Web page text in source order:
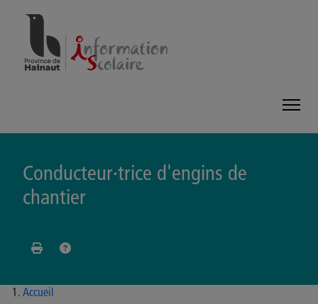
Conducteur·trice d'engins de
chantier
Accueil